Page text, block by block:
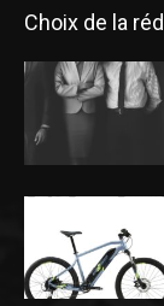
Choix de la